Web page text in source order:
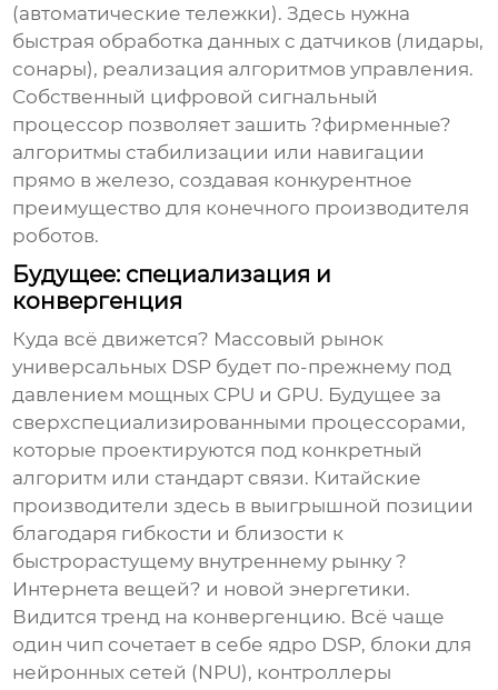
(автоматические тележки). Здесь нужна
быстрая обработка данных с датчиков (лидары,
сонары), реализация алгоритмов управления.
Собственный цифровой сигнальный
процессор позволяет зашить ?фирменные?
алгоритмы стабилизации или навигации
прямо в железо, создавая конкурентное
преимущество для конечного производителя
роботов.
Будущее: специализация и
конвергенция
Куда всё движется? Массовый рынок
универсальных DSP будет по-прежнему под
давлением мощных CPU и GPU. Будущее за
сверхспециализированными процессорами,
которые проектируются под конкретный
алгоритм или стандарт связи. Китайские
производители здесь в выигрышной позиции
благодаря гибкости и близости к
быстрорастущему внутреннему рынку ?
Интернета вещей? и новой энергетики.
Видится тренд на конвергенцию. Всё чаще
один чип сочетает в себе ядро DSP, блоки для
нейронных сетей (NPU), контроллеры